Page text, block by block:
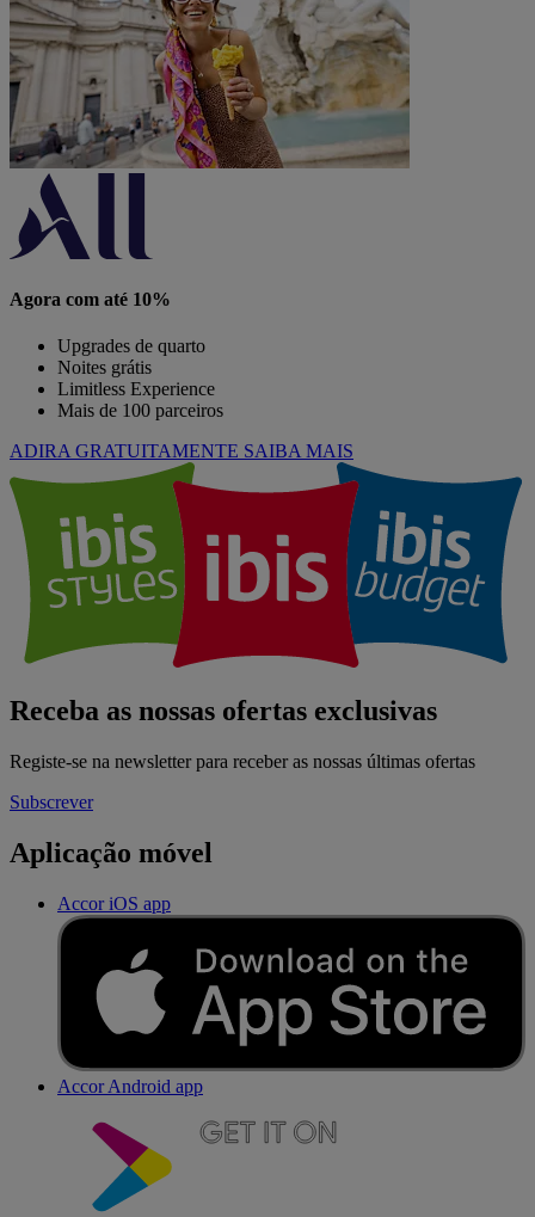
Agora com até 10%
Upgrades de quarto
Noites grátis
Limitless Experience
Mais de 100 parceiros
ADIRA GRATUITAMENTE SAIBA MAIS
Receba as nossas ofertas exclusivas
Registe-se na newsletter para receber as nossas últimas ofertas
Subscrever
Aplicação móvel
Accor iOS app
Accor Android app